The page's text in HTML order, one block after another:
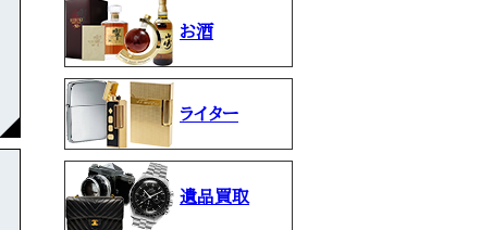
お酒
ライター
遺品買取